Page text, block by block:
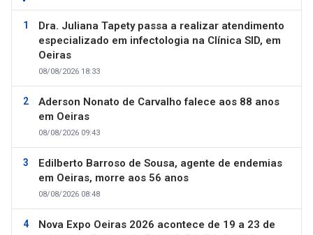
Dra. Juliana Tapety passa a realizar atendimento
especializado em infectologia na Clínica SID, em
Oeiras
08/08/2026 18:33
Aderson Nonato de Carvalho falece aos 88 anos
em Oeiras
08/08/2026 09:43
Edilberto Barroso de Sousa, agente de endemias
em Oeiras, morre aos 56 anos
08/08/2026 08:48
Nova Expo Oeiras 2026 acontece de 19 a 23 de